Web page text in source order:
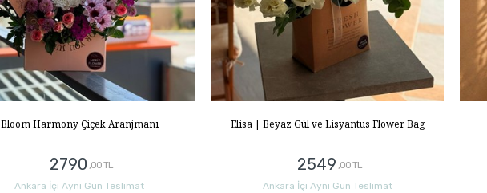
Bloom Harmony Çiçek Aranjmanı
2790 ,00 TL
Ankara İçi Aynı Gün Teslimat
Elisa | Beyaz Gül ve Lisyantus Flower Bag
2549 ,00 TL
Ankara İçi Aynı Gün Teslimat